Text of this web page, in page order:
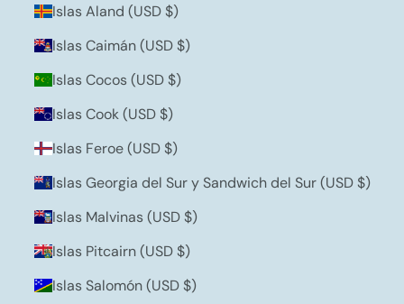
Islas Aland (USD $)
Islas Caimán (USD $)
Islas Cocos (USD $)
Islas Cook (USD $)
Islas Feroe (USD $)
Islas Georgia del Sur y Sandwich del Sur (USD $)
Islas Malvinas (USD $)
Islas Pitcairn (USD $)
Islas Salomón (USD $)